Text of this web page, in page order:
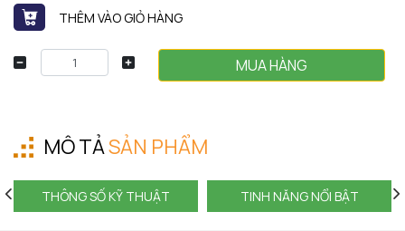
THÊM VÀO GIỎ HÀNG
MUA HÀNG
MÔ TẢSẢN PHẨM
THÔNG SỐ KỸ THUẬT TINH NĂNG NỔI BẬT